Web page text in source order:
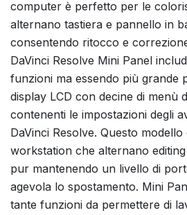
computer è perfetto per le
alternano tastiera e pannello in
consentendo ritocco e
DaVinci Resolve Mini Panel
funzioni ma essendo più grande
display LCD con decine di menù
contenenti le impostazioni degli
DaVinci Resolve. Questo
workstation che alternano
pur mantenendo un livello di
agevola lo spostamento. Mini
tante funzioni da permettere di